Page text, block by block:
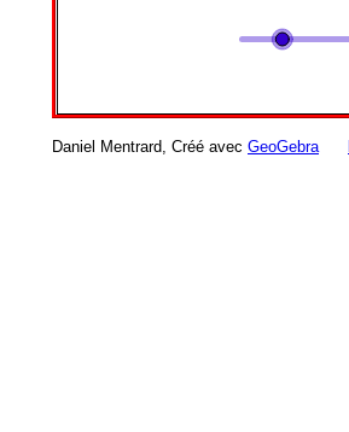
Daniel Mentrard, Créé avec GeoGebra